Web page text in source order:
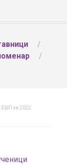
ЕШП за 2022.